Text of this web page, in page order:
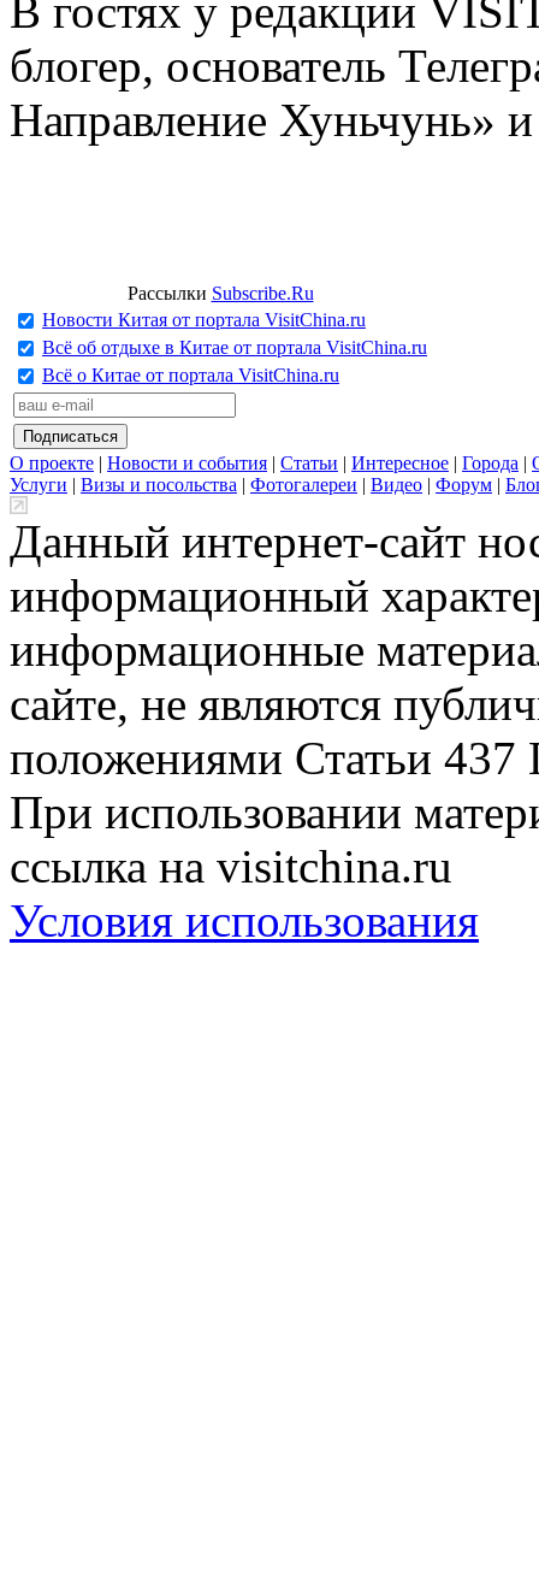
В гостях у редакции
блогер, основатель
Направление Хуньчунь»
Рассылки Subscribe.Ru
Новости Китая от портала VisitChina.ru
Всё об отдыхе в Китае от портала VisitChina.ru
Всё о Китае от портала VisitChina.ru
О проекте | Новости и события | Статьи | Интересное | Города |
Услуги | Визы и посольства | Фотогалереи | Видео | Форум |
Данный интернет-сайт
информационный
информационные
сайте, не являются
положениями Статьи 437
При использовании
ссылка на visitchina.ru
Условия использования